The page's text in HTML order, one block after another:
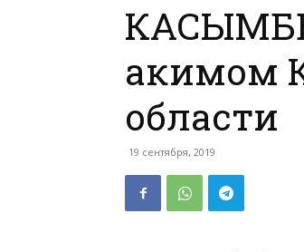
акимом
области
19 сентября, 2019